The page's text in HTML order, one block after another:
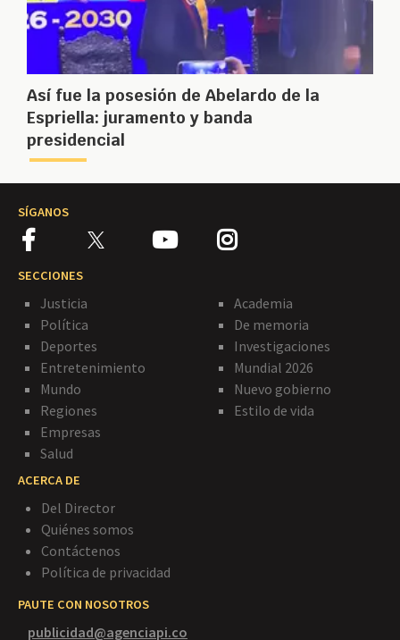
Así fue la posesión de Abelardo de la
Espriella: juramento y banda
presidencial
SÍGANOS
SECCIONES
Justicia
Política
Deportes
Entretenimiento
Mundo
Regiones
Empresas
Salud
Academia
De memoria
Investigaciones
Mundial 2026
Nuevo gobierno
Estilo de vida
ACERCA DE
Del Director
Quiénes somos
Contáctenos
Política de privacidad
PAUTE CON NOSOTROS
publicidad@agenciapi.co